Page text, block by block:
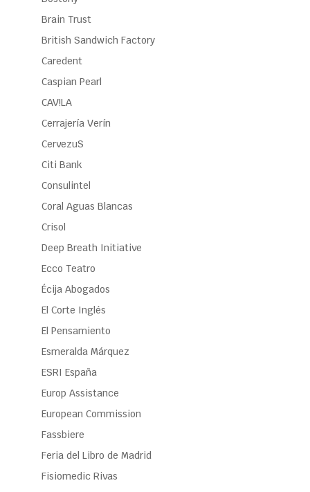
Brain Trust
British Sandwich Factory
Caredent
Caspian Pearl
CAV!LA
Cerrajería Verín
CervezuS
Citi Bank
Consulintel
Coral Aguas Blancas
Crisol
Deep Breath Initiative
Ecco Teatro
Écija Abogados
El Corte Inglés
El Pensamiento
Esmeralda Márquez
ESRI España
Europ Assistance
European Commission
Fassbiere
Feria del Libro de Madrid
Fisiomedic Rivas